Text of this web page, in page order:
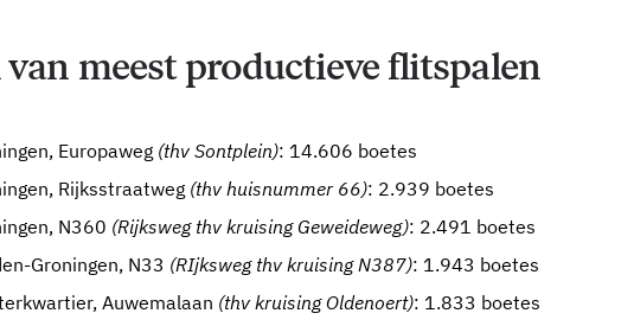
meest productieve flitspalen
Europaweg (thv Sontplein): 14.606 boetes
Rijksstraatweg (thv huisnummer 66): 2.939 boetes
N360 (Rijksweg thv kruising Geweideweg): 2.491 boetes
Groningen, N33 (RIjksweg thv kruising N387): 1.943 boetes
Auwemalaan (thv kruising Oldenoert): 1.833 boetes